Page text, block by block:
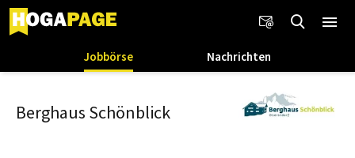
Jobbörse Nachrichten
Berghaus Schönblick